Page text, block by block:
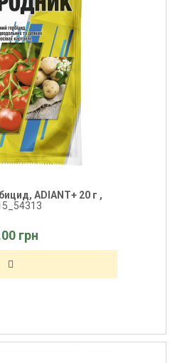
ADIANT+ 20 г ,
грн